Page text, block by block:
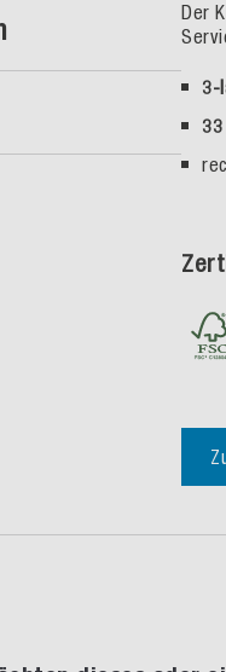
Der
3-